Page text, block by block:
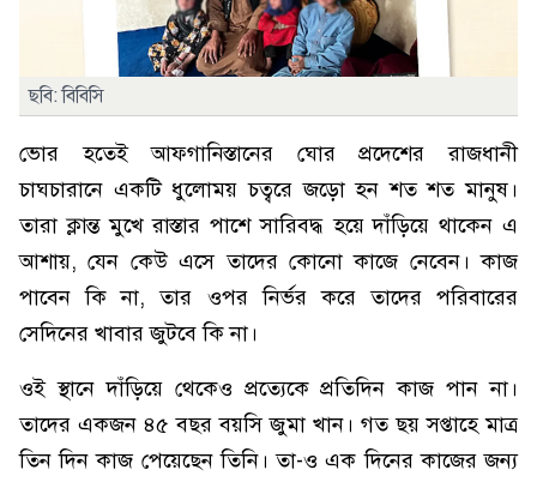
ছবি: বিবিসি
ভোর হতেই আফগানিস্তানের ঘোর প্রদেশের রাজধানী
চাঘচারানে একটি ধুলোময় চত্বরে জড়ো হন শত শত মানুষ।
তারা ক্লান্ত মুখে রাস্তার পাশে সারিবদ্ধ হয়ে দাঁড়িয়ে থাকেন এ
আশায়, যেন কেউ এসে তাদের কোনো কাজে নেবেন। কাজ
পাবেন কি না, তার ওপর নির্ভর করে তাদের পরিবারের
সেদিনের খাবার জুটবে কি না।
ওই স্থানে দাঁড়িয়ে থেকেও প্রত্যেকে প্রতিদিন কাজ পান না।
তাদের একজন ৪৫ বছর বয়সি জুমা খান। গত ছয় সপ্তাহে মাত্র
তিন দিন কাজ পেয়েছেন তিনি। তা-ও এক দিনের কাজের জন্য